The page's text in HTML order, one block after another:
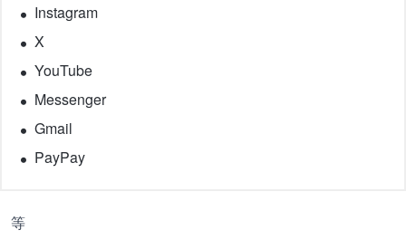
Instagram
X
YouTube
Messenger
Gmail
PayPay
等